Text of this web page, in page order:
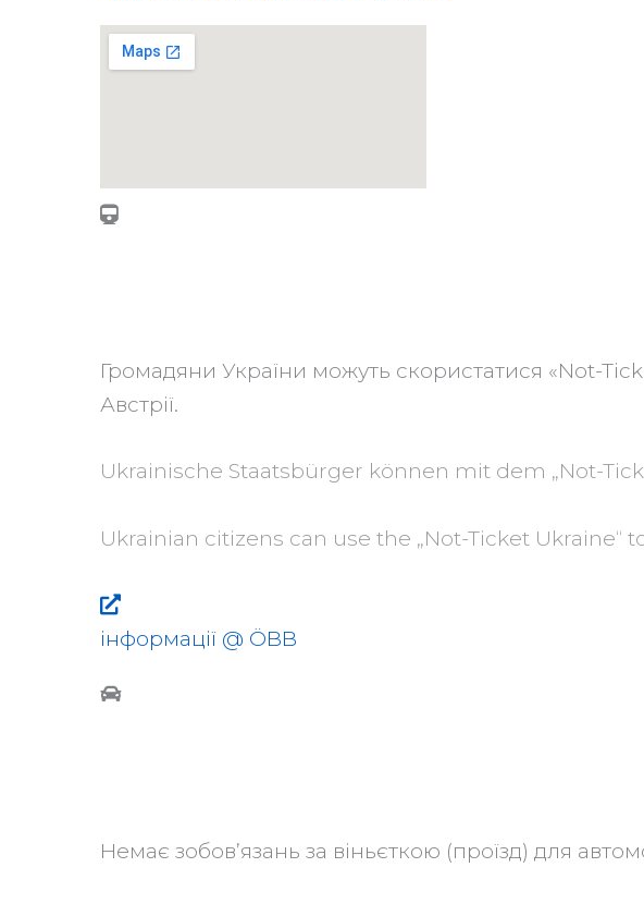
Громадяни України можуть скористатися «Not-
Австрії.
Ukrainische Staatsbürger können mit dem „Not-
Ukrainian citizens can use the „Not-Ticket
інформації @ ÖBB
Немає зобов’язань за віньєткою (проїзд) для